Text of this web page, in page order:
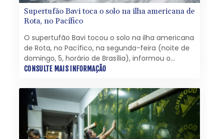
Supertufão Bavi toca o solo na ilha americana de
Rota, no Pacífico
O supertufão Bavi tocou o solo na ilha americana
de Rota, no Pacífico, na segunda-feira (noite de
domingo, 5, horário de Brasília), informou o
Serviço Meteorológico Nacional (NWS), que
CONSULTE MAIS INFORMAÇÃO